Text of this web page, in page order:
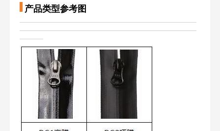
产品类型参考图
——————————————————————————————
——————————————————————————————
————